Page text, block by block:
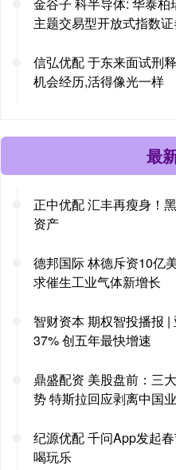
主题交易型开放式指数
信弘优配 于东来面试刑
机会经历,活得像光一样
最
正中优配 汇丰再瘦身！
资产
德邦国际 林德斥资10亿
求催生工业气体新增长
智财资本 期权智投播报
37% 创五年最快增速
鼎盛配资 美股盘前：三
势 特斯拉回应剥离中国
纪源优配 千问App发起
喝玩乐